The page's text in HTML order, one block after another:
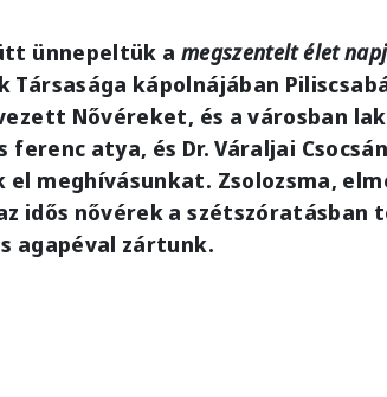
ünnepeltük a megszentelt élet
Társasága kápolnájában
Nővéreket, és a városban
ferenc atya, és Dr. Váraljai
meghívásunkat. Zsolozsma,
idős nővérek a
agapéval zártunk.